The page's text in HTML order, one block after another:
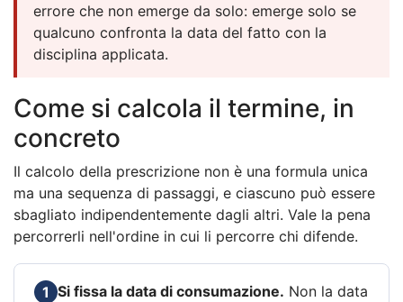
errore che non emerge da solo: emerge solo se
qualcuno confronta la data del fatto con la
disciplina applicata.
Come si calcola il termine, in
concreto
Il calcolo della prescrizione non è una formula unica
ma una sequenza di passaggi, e ciascuno può essere
sbagliato indipendentemente dagli altri. Vale la pena
percorrerli nell'ordine in cui li percorre chi difende.
1 Si fissa la data di consumazione. Non la data